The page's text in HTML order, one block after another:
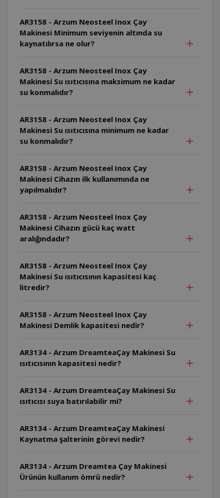
AR3158 - Arzum Neosteel Inox Çay
Makinesi Minimum seviyenin altında su
kaynatılırsa ne olur?
AR3158 - Arzum Neosteel Inox Çay
Makinesi Su ısıtıcısına maksimum ne kadar
su konmalıdır?
AR3158 - Arzum Neosteel Inox Çay
Makinesi Su ısıtıcısına minimum ne kadar
su konmalıdır?
AR3158 - Arzum Neosteel Inox Çay
Makinesi Cihazın ilk kullanımında ne
yapılmalıdır?
AR3158 - Arzum Neosteel Inox Çay
Makinesi Cihazın gücü kaç watt
aralığındadır?
AR3158 - Arzum Neosteel Inox Çay
Makinesi Su ısıtıcısının kapasitesi kaç
litredir?
AR3158 - Arzum Neosteel Inox Çay
Makinesi Demlik kapasitesi nedir?
AR3134 - Arzum DreamteaÇay Makinesi Su
ısıtıcısının kapasitesi nedir?
AR3134 - Arzum DreamteaÇay Makinesi Su
ısıtıcısı suya batırılabilir mi?
AR3134 - Arzum DreamteaÇay Makinesi
Kaynatma şalterinin görevi nedir?
AR3134 - Arzum Dreamtea Çay Makinesi
Ürünün kullanım ömrü nedir?